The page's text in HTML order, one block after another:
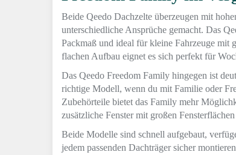
Beide Qeedo Dachzelte überzeugen mit
unterschiedliche Ansprüche gemacht. Das
Packmaß und ideal für kleine Fahrzeuge mit
flachen Aufbau eignet es sich perfekt für
Das Qeedo Freedom Family hingegen ist
richtige Modell, wenn du mit Familie oder
Zubehörteile bietet das Family mehr
zusätzliche Fenster mit großen
Beide Modelle sind schnell aufgebaut,
jedem passenden Dachträger sicher